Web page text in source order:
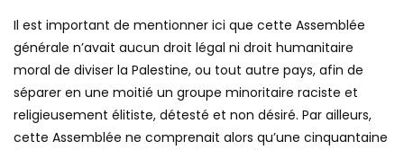
Il est important de mentionner ici que cette Assemblée
générale n’avait aucun droit légal ni droit humanitaire
moral de diviser la Palestine, ou tout autre pays, afin de
séparer en une moitié un groupe minoritaire raciste et
religieusement élitiste, détesté et non désiré. Par ailleurs,
cette Assemblée ne comprenait alors qu’une cinquantaine